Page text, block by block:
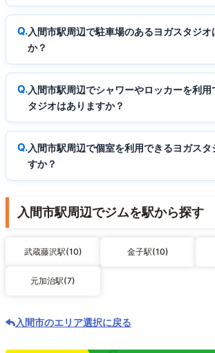
入間市駅周辺で駐車場のあるヨガスタジオ
か？
入間市駅周辺でシャワーやロッカーを利用
タジオはありますか？
入間市駅周辺で個室を利用できるヨガスタ
すか？
入間市駅周辺でジムを駅から探す
武蔵藤沢駅(10) 金子駅(10)
元加治駅(7)
入間市のエリア選択に戻る